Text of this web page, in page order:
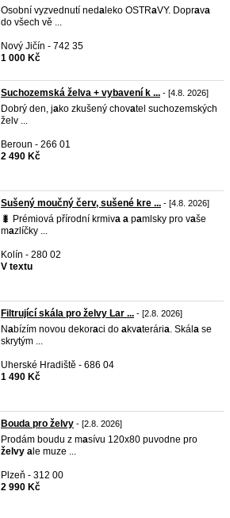
Osobní vyzvednutí neda leko OSTRaVY. Doprava
do všech vě ...
Nový Jičín - 742 35
1 000 Kč
Suchozemská želva + vybavení k ... - [4.8. 2026]
Dobrý den, jako zkušený chovatel suchozemských
želv ...
Beroun - 266 01
2 490 Kč
Sušený moučný červ, sušené kre ... - [4.8. 2026]
​🐛 Prémiová přírodní krmiva a pamlsky pro vaše
mazlíčky ...
Kolín - 280 02
V textu
Filtrující skála pro želvy Lar ... - [2.8. 2026]
Nabízím novou dekoraci do akvaterária. Skál a se
skrytým ...
Uherské Hradiště - 686 04
1 490 Kč
Bouda pro želvy - [2.8. 2026]
Prodám boudu z masívu 120x80 puvodne pro
želvy a le muze ...
Plzeň - 312 00
2 990 Kč